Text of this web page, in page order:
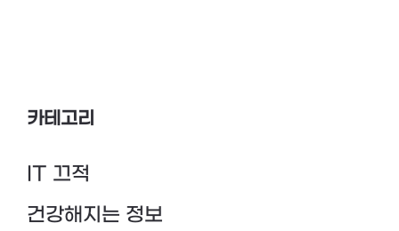
카테고리
IT 끄적
건강해지는 정보